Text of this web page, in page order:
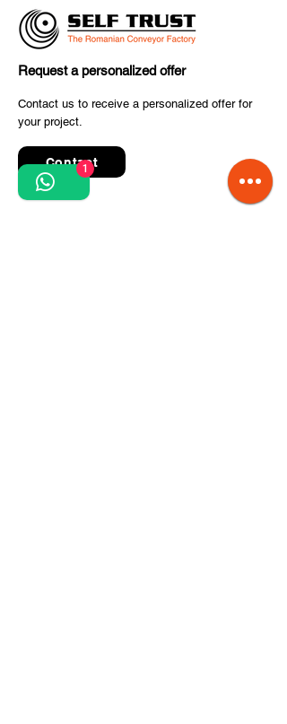
Request a personalized offer
Contact us to receive a personalized offer for
your project.
Contact
1